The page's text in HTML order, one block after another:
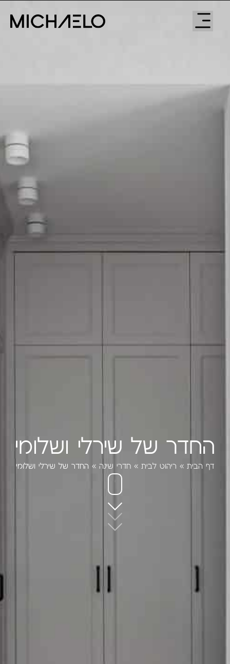
החדר של שירלי ושלומי
דף הבית » ריהוט לבית » חדרי שינה » החדר של שירלי ושלומי